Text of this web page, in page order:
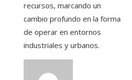
recursos, marcando un
cambio profundo en la forma
de operar en entornos
industriales y urbanos.